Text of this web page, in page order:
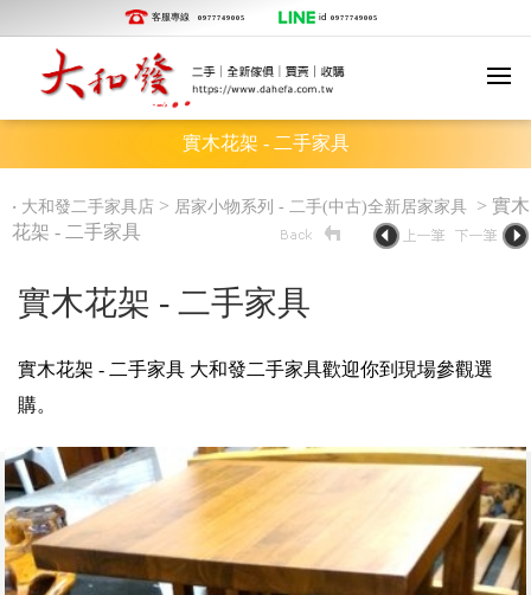
客服專線 0977749005 id 0977749005
實木花架 - 二手家具
‧ 大和發二手家具店 > 居家小物系列 - 二手(中古)全新居家家具 > 實木
花架 - 二手家具
實木花架 - 二手家具
實木花架 - 二手家具 大和發二手家具歡迎你到現場參觀選
購。